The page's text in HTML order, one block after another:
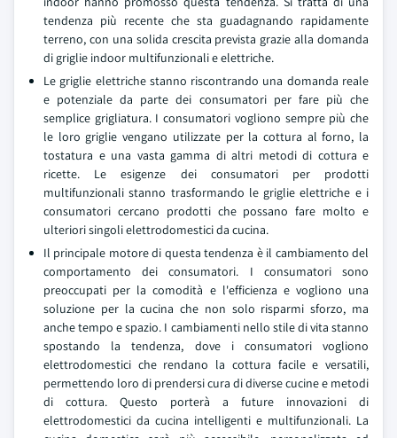
tendenza più recente che sta guadagnando rapidamente
terreno, con una solida crescita prevista grazie alla domanda
di griglie indoor multifunzionali e elettriche.
Le griglie elettriche stanno riscontrando una domanda reale
e potenziale da parte dei consumatori per fare più che
semplice grigliatura. I consumatori vogliono sempre più che
le loro griglie vengano utilizzate per la cottura al forno, la
tostatura e una vasta gamma di altri metodi di cottura e
ricette. Le esigenze dei consumatori per prodotti
multifunzionali stanno trasformando le griglie elettriche e i
consumatori cercano prodotti che possano fare molto e
ulteriori singoli elettrodomestici da cucina.
Il principale motore di questa tendenza è il cambiamento del
comportamento dei consumatori. I consumatori sono
preoccupati per la comodità e l'efficienza e vogliono una
soluzione per la cucina che non solo risparmi sforzo, ma
anche tempo e spazio. I cambiamenti nello stile di vita stanno
spostando la tendenza, dove i consumatori vogliono
elettrodomestici che rendano la cottura facile e versatili,
permettendo loro di prendersi cura di diverse cucine e metodi
di cottura. Questo porterà a future innovazioni di
elettrodomestici da cucina intelligenti e multifunzionali. La